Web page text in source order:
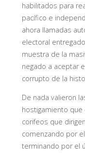
habilitados para
pacífico e
ahora llamadas
electoral
muestra de la
negado a aceptar
corrupto de la
De nada valieron
hostigamiento
corifeos que
comenzando por
terminando por el